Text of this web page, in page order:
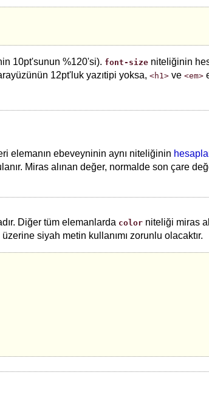
10pt'sunun %120'si). font-size niteliğinin
12pt'luk yazıtipi yoksa, <h1> ve <em>
elemanın ebeveyninin aynı niteliğinin
Miras alınan değer, normalde son çare
Diğer tüm elemanlarda color niteliği miras
siyah metin kullanımı zorunlu olacaktır.